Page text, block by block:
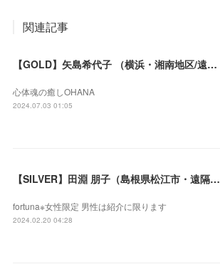
関連記事
【GOLD】矢島希代子 （横浜・湘南地区/遠隔セラピー可）
心体魂の癒しOHANA
2024.07.03 01:05
【SILVER】田淵 朋子（島根県松江市・遠隔セラピー可）
fortuna※女性限定 男性は紹介に限ります
2024.02.20 04:28